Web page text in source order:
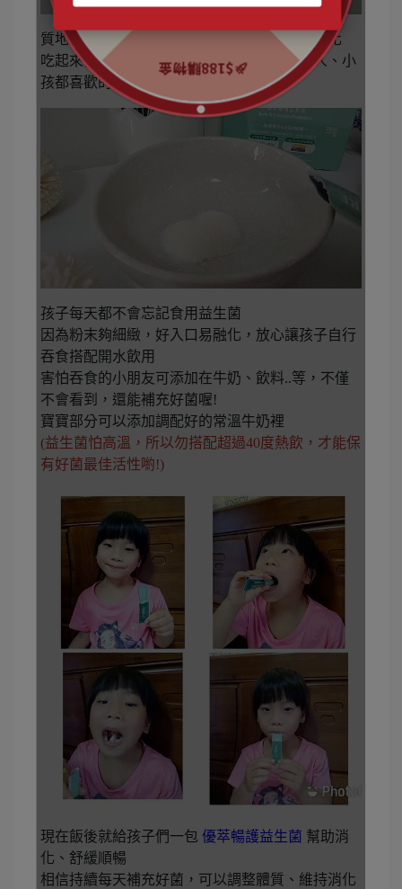
質地是白色粉末，相當細緻，入口就很快速融化
吃起來像優酪乳口味，沒有怪異味道，是大人、小
孩都喜歡的口味
孩子每天都不會忘記食用益生菌
因為粉末夠細緻，好入口易融化，放心讓孩子自行
吞食搭配開水飲用
害怕吞食的小朋友可添加在牛奶、飲料..等，不僅
不會看到，還能補充好菌喔!
寶寶部分可以添加調配好的常溫牛奶裡
(益生菌怕高溫，所以勿搭配超過40度熱飲，才能保
有好菌最佳活性喲!)
現在飯後就給孩子們一包 優萃暢護益生菌 幫助消
化、舒緩順暢
相信持續每天補充好菌，可以調整體質、維持消化